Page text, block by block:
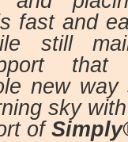
fast and
still
that
new way
sky
of